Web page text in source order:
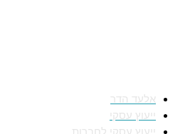
אלעד הדר
ייעוץ עסקי
ייעוץ עסקי לחברות